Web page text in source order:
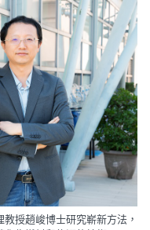
授趙峻博士研究嶄新方法，